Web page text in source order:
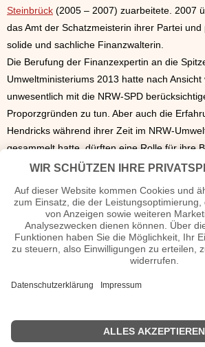
Steinbrück (2005 – 2007) zuarbeitete. 2007
das Amt der Schatzmeisterin ihrer Partei
solide und sachliche Finanzwalterin.
Die Berufung der Finanzexpertin an die
Umweltministeriums 2013 hatte nach
unwesentlich mit die NRW-SPD
Proporzgründen zu tun. Aber auch die
Hendricks während ihrer Zeit im NRW-
gesammelt hatte, dürften eine Rolle für ihre
haben.
optimistisch wie vorsichtig bei der
im Umweltministerium, das einerseits durch
Bereichs „Energie“ zugunsten des von
(SPD) geführten Wirtschafts- und
Bauministerium das wichtige Ressort
Barbara Hendricks Seiten
Barbara Hendricks Büchern.n.v.